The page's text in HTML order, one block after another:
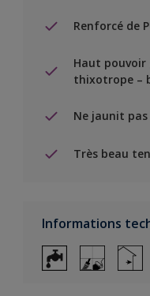
Renforcé de
Haut pouvoir
thixotrope –
Ne jaunit
Très beau
Informations